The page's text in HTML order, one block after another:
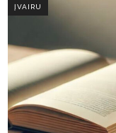
ĮVAIRU